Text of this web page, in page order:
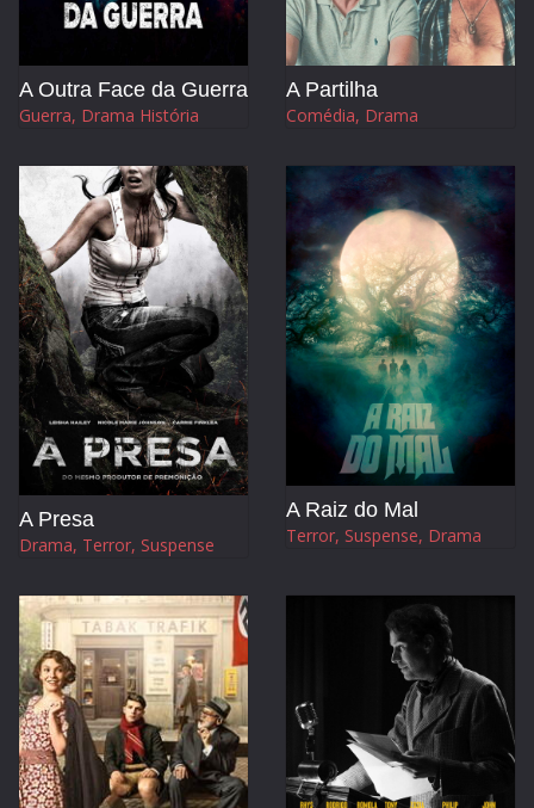
A Outra Face da Guerra
Guerra, Drama História
A Partilha
Comédia, Drama
A Presa
Drama, Terror, Suspense
A Raiz do Mal
Terror, Suspense, Drama